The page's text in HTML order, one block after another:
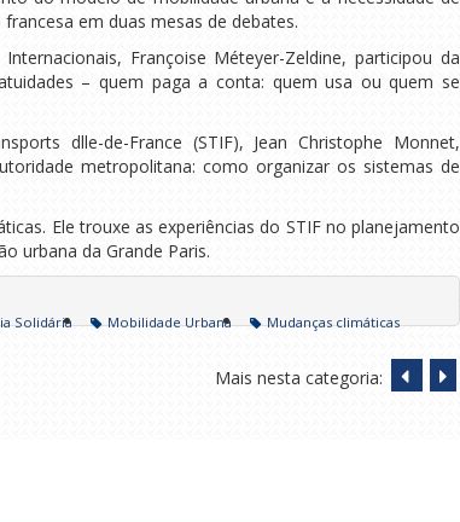
em duas mesas de debates.
Françoise Méteyer-Zeldine, participou da
– quem paga a conta: quem usa ou quem se
dlle-de-France (STIF), Jean Christophe Monnet,
metropolitana: como organizar os sistemas de
Ele trouxe as experiências do STIF no planejamento
urbana da Grande Paris.
Solidária Mobilidade Urbana Mudanças climáticas
Mais nesta categoria: